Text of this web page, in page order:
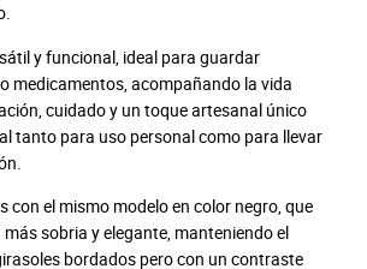
y funcional, ideal para guardar
medicamentos, acompañando la vida
cuidado y un toque artesanal único
tanto para uso personal como para llevar
con el mismo modelo en color negro, que
sobria y elegante, manteniendo el
bordados pero con un contraste